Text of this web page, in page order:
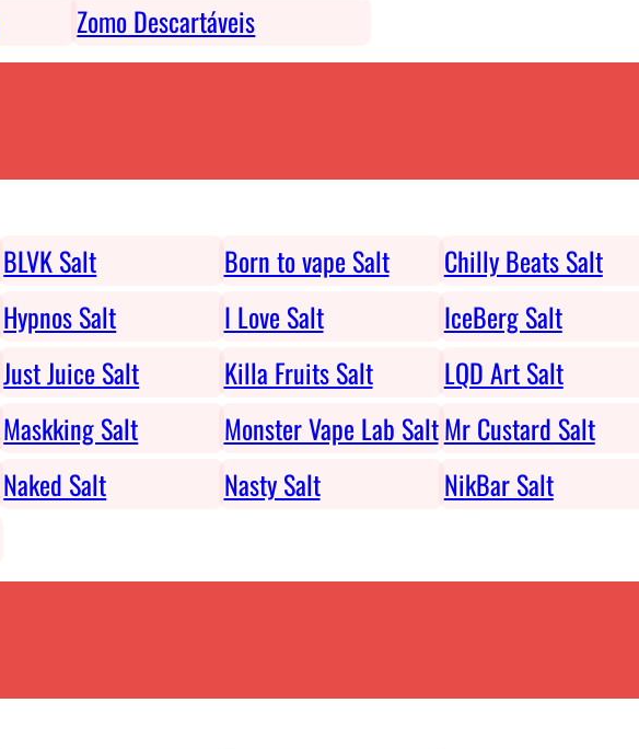
Zomo Descartáveis
BLVK Salt Born to vape Salt
Chilly Beats Salt
Hypnos Salt I Love Salt
IceBerg Salt
Just Juice Salt Killa Fruits Salt
LQD Art Salt
Maskking Salt Monster Vape Lab SaltMr Custard Salt
Naked Salt Nasty Salt
NikBar Salt